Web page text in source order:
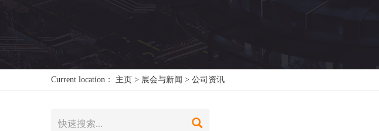
Current location： 主页 > 展会与新闻 > 公司资讯